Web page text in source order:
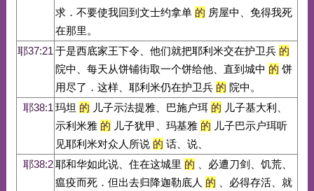
求．不要使我回到文士约拿单 的 房屋中、免得我死
在那里。
耶37:21 于是西底家王下令、他们就把耶利米交在护卫兵 的
院中、每天从饼铺街取一个饼给他、直到城中 的 饼
用尽了．这样、耶利米仍在护卫兵 的 院中。
耶38:1 玛坦 的 儿子示法提雅、巴施户珥 的 儿子基大利、
示利米雅 的 儿子犹甲、玛基雅 的 儿子巴示户珥听
见耶利米对众人所说 的 话、说、
耶38:2耶和华如此说、住在这城里 的 、必遭刀剑、饥荒、
瘟疫而死．但出去归降迦勒底人 的 、必得存活、就